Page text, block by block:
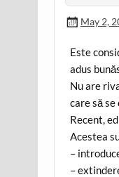
May 2,
Este
adus
Nu are
care să
Recent,
Acestea
–
–